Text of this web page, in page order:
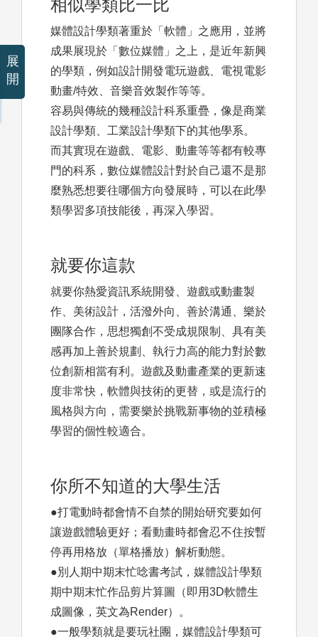
相似學類比一比
媒體設計學類著重於「軟體」之應用，並將
成果展現於「數位媒體」之上，是近年新興
的學類，例如設計開發電玩遊戲、電視電影
動畫/特效、音樂音效製作等等。
容易與傳統的幾種設計科系重疊，像是商業
設計學類、工業設計學類下的其他學系。
而其實現在遊戲、電影、動畫等等都有較專
門的科系，數位媒體設計對於自己還不是那
麼熟悉想要往哪個方向發展時，可以在此學
類學習多項技能後，再深入學習。
就要你這款
就要你熱愛資訊系統開發、遊戲或動畫製
作、美術設計，活潑外向、善於溝通、樂於
團隊合作，思想獨創不受成規限制、具有美
感再加上善於規劃、執行力高的能力對於數
位創新相當有利。遊戲及動畫產業的更新速
度非常快，軟體與技術的更替，或是流行的
風格與方向，需要樂於挑戰新事物的並積極
學習的個性較適合。
你所不知道的大學生活
●打電動時都會情不自禁的開始研究要如何
讓遊戲體驗更好；看動畫時都會忍不住按暫
停再用格放（單格播放）解析動態。
●別人期中期末忙唸書考試，媒體設計學類
期中期末忙作品剪片算圖（即用3D軟體生
成圖像，英文為Render）。
●一般學類就是要玩社團，媒體設計學類可
展
開